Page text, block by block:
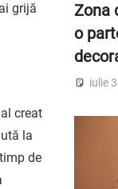
grijă
creat
la
de
Zona
o
iulie